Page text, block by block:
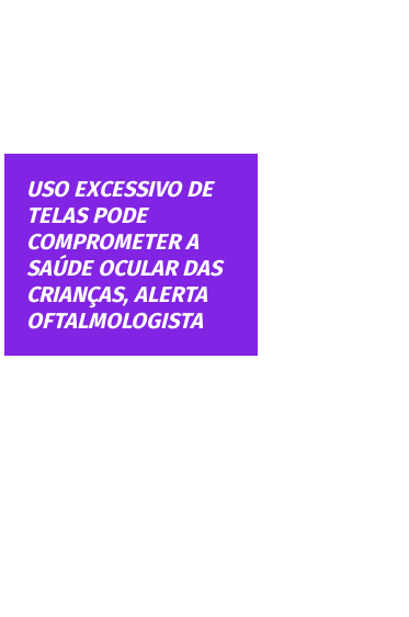
USO EXCESSIVO DE
TELAS PODE
COMPROMETER A
SAÚDE OCULAR DAS
CRIANÇAS, ALERTA
OFTALMOLOGISTA